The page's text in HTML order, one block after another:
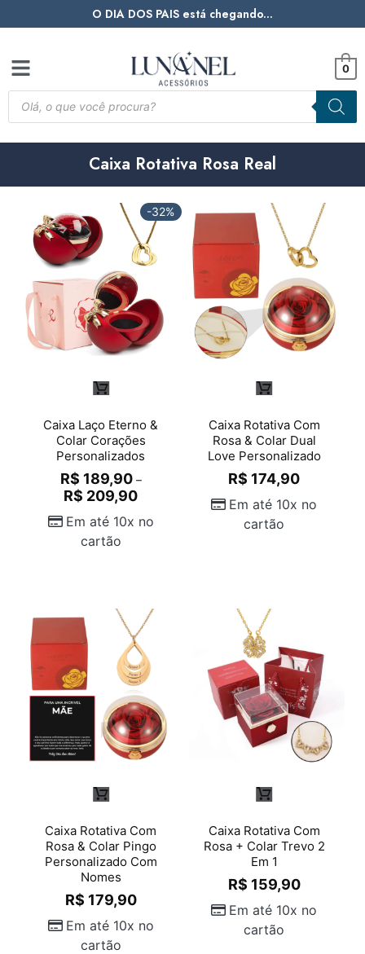
O DIA DOS PAIS está chegando...
0
Caixa Rotativa Rosa Real
-32%
Caixa Laço Eterno &
Colar Corações
Personalizados
R$ 189,90 –
R$ 209,90
Em até 10x no
cartão
Caixa Rotativa Com
Rosa & Colar Dual
Love Personalizado
R$ 174,90
Em até 10x no
cartão
Caixa Rotativa Com
Rosa & Colar Pingo
Personalizado Com
Nomes
R$ 179,90
Em até 10x no
cartão
Caixa Rotativa Com
Rosa + Colar Trevo 2
Em 1
R$ 159,90
Em até 10x no
cartão